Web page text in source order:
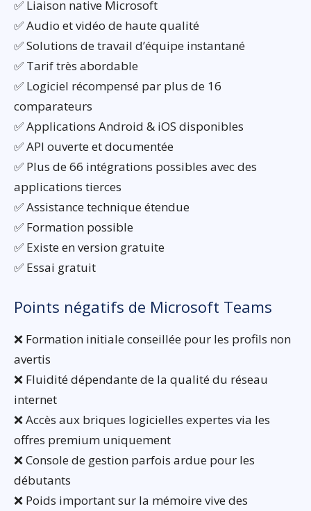
✅ Liaison native Microsoft
✅ Audio et vidéo de haute qualité
✅ Solutions de travail d’équipe instantané
✅ Tarif très abordable
✅ Logiciel récompensé par plus de 16
comparateurs
✅ Applications Android & iOS disponibles
✅ API ouverte et documentée
✅ Plus de 66 intégrations possibles avec des
applications tierces
✅ Assistance technique étendue
✅ Formation possible
✅ Existe en version gratuite
✅ Essai gratuit
Points négatifs de Microsoft Teams
❌ Formation initiale conseillée pour les profils non
avertis
❌ Fluidité dépendante de la qualité du réseau
internet
❌ Accès aux briques logicielles expertes via les
offres premium uniquement
❌ Console de gestion parfois ardue pour les
débutants
❌ Poids important sur la mémoire vive des